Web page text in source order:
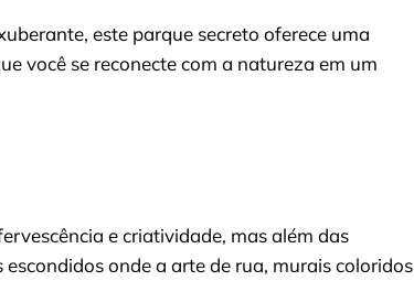
este parque secreto oferece uma
você se reconecte com a natureza em um
e criatividade, mas além das
onde a arte de rua, murais coloridos